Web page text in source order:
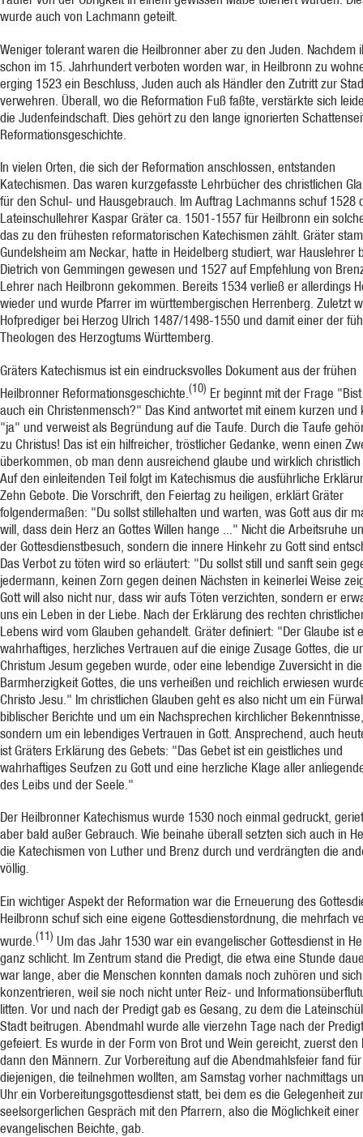
wurde auch von Lachmann geteilt.
Weniger tolerant waren die Heilbronner aber zu den Juden. Nachdem
schon im 15. Jahrhundert verboten worden war, in Heilbronn zu
erging 1523 ein Beschluss, Juden auch als Händler den Zutritt zur
verwehren. Überall, wo die Reformation Fuß faßte, verstärkte sich
die Judenfeindschaft. Dies gehört zu den lange ignorierten
Reformationsgeschichte.
In vielen Orten, die sich der Reformation anschlossen, entstanden
Katechismen. Das waren kurzgefasste Lehrbücher des christlichen
für den Schul- und Hausgebrauch. Im Auftrag Lachmanns schuf 1528
Lateinschullehrer Kaspar Gräter ca. 1501-1557 für Heilbronn ein
das zu den frühesten reformatorischen Katechismen zählt. Gräter
Gundelsheim am Neckar, hatte in Heidelberg studiert, war Hauslehrer
Dietrich von Gemmingen gewesen und 1527 auf Empfehlung von
Lehrer nach Heilbronn gekommen. Bereits 1534 verließ er allerdings
wieder und wurde Pfarrer im württembergischen Herrenberg. Zuletzt
Hofprediger bei Herzog Ulrich 1487/1498-1550 und damit einer der
Theologen des Herzogtums Württemberg.
Gräters Katechismus ist ein eindrucksvolles Dokument aus der frühen
Heilbronner Reformationsgeschichte. (10) Er beginnt mit der Frage
auch ein Christenmensch?" Das Kind antwortet mit einem kurzen und
"ja" und verweist als Begründung auf die Taufe. Durch die Taufe
zu Christus! Das ist ein hilfreicher, tröstlicher Gedanke, wenn einen
überkommen, ob man denn ausreichend glaube und wirklich
Auf den einleitenden Teil folgt im Katechismus die ausführliche
Zehn Gebote. Die Vorschrift, den Feiertag zu heiligen, erklärt Gräter
folgendermaßen: "Du sollst stillehalten und warten, was Gott aus dir
will, dass dein Herz an Gottes Willen hange ..." Nicht die Arbeitsruhe
der Gottesdienstbesuch, sondern die innere Hinkehr zu Gott sind
Das Verbot zu töten wird so erläutert: "Du sollst still und sanft sein
jedermann, keinen Zorn gegen deinen Nächsten in keinerlei Weise
Gott will also nicht nur, dass wir aufs Töten verzichten, sondern er
uns ein Leben in der Liebe. Nach der Erklärung des rechten
Lebens wird vom Glauben gehandelt. Gräter definiert: "Der Glaube ist
wahrhaftiges, herzliches Vertrauen auf die einige Zusage Gottes, die
Christum Jesum gegeben wurde, oder eine lebendige Zuversicht in die
Barmherzigkeit Gottes, die uns verheißen und reichlich erwiesen
Christo Jesu." Im christlichen Glauben geht es also nicht um ein
biblischer Berichte und um ein Nachsprechen kirchlicher Bekenntnisse,
sondern um ein lebendiges Vertrauen in Gott. Ansprechend, auch
ist Gräters Erklärung des Gebets: "Das Gebet ist ein geistliches und
wahrhaftiges Seufzen zu Gott und eine herzliche Klage aller
des Leibs und der Seele."
Der Heilbronner Katechismus wurde 1530 noch einmal gedruckt,
aber bald außer Gebrauch. Wie beinahe überall setzten sich auch in
die Katechismen von Luther und Brenz durch und verdrängten die
völlig.
Ein wichtiger Aspekt der Reformation war die Erneuerung des
Heilbronn schuf sich eine eigene Gottesdienstordnung, die mehrfach
wurde. (11) Um das Jahr 1530 war ein evangelischer Gottesdienst in
ganz schlicht. Im Zentrum stand die Predigt, die etwa eine Stunde
war lange, aber die Menschen konnten damals noch zuhören und sich
konzentrieren, weil sie noch nicht unter Reiz- und
litten. Vor und nach der Predigt gab es Gesang, zu dem die
Stadt beitrugen. Abendmahl wurde alle vierzehn Tage nach der Predigt
gefeiert. Es wurde in der Form von Brot und Wein gereicht, zuerst den
dann den Männern. Zur Vorbereitung auf die Abendmahlsfeier fand für
diejenigen, die teilnehmen wollten, am Samstag vorher nachmittags
Uhr ein Vorbereitungsgottesdienst statt, bei dem es die Gelegenheit
seelsorgerlichen Gespräch mit den Pfarrern, also die Möglichkeit einer
evangelischen Beichte, gab.